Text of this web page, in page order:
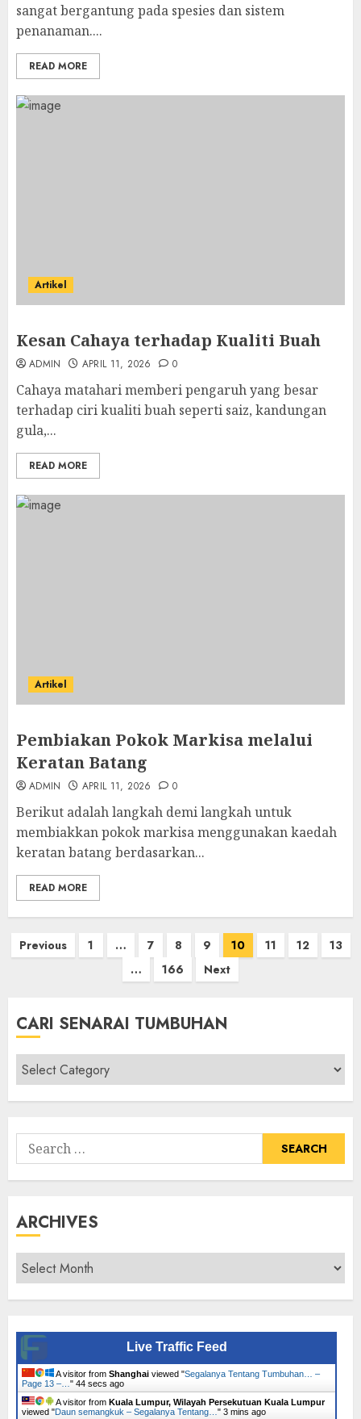
sangat bergantung pada spesies dan sistem
penanaman....
READ MORE
Artikel
Kesan Cahaya terhadap Kualiti Buah
ADMIN APRIL 11, 2026 0
Cahaya matahari memberi pengaruh yang besar
terhadap ciri kualiti buah seperti saiz, kandungan
gula,...
READ MORE
Artikel
Pembiakan Pokok Markisa melalui
Keratan Batang
ADMIN APRIL 11, 2026 0
Berikut adalah langkah demi langkah untuk
membiakkan pokok markisa menggunakan kaedah
keratan batang berdasarkan...
READ MORE
Posts
Previous 1 … 7 8 9 10 11 12
13
…
166 Next
CARI SENARAI TUMBUHAN
Cari
Senarai
Tumbuhan
Search
for:
ARCHIVES
Archives
Live Traffic Feed
A visitor from Shanghai viewed "Segalanya Tentang Tumbuhan… –
Page 13 –… " 45 secs ago
A visitor from Kuala Lumpur, Wilayah Persekutuan Kuala Lumpur
viewed "Daun semangkuk – Segalanya Tentang… " 3 mins ago